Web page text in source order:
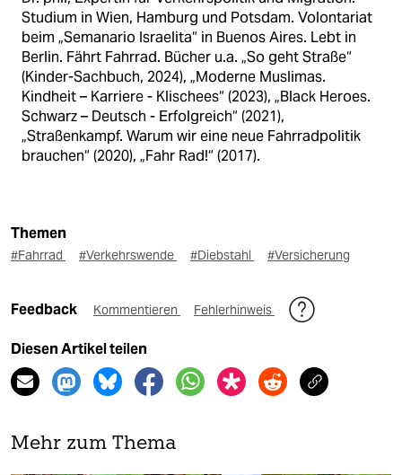
Studium in Wien, Hamburg und Potsdam. Volontariat
beim „Semanario Israelita“ in Buenos Aires. Lebt in
Berlin. Fährt Fahrrad. Bücher u.a. „So geht Straße“
(Kinder-Sachbuch, 2024), „Moderne Muslimas.
Kindheit – Karriere - Klischees“ (2023), „Black Heroes.
Schwarz – Deutsch - Erfolgreich“ (2021),
„Straßenkampf. Warum wir eine neue Fahrradpolitik
brauchen“ (2020), „Fahr Rad!“ (2017).
Themen
#Fahrrad #Verkehrswende #Diebstahl #Versicherung
Feedback Kommentieren Fehlerhinweis
Diesen Artikel teilen
Mehr zum Thema